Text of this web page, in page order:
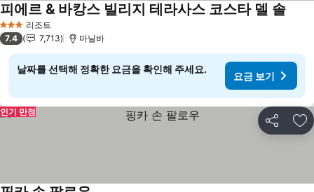
3 성급 리조트
피에르 & 바캉스 빌리지 테라사스 코스타 델 솔
7.4 7,713 마닐바
날짜를 선택해 정확한 요금을 확인해 주세요.
요금 보기
공유 즐
인기 만점